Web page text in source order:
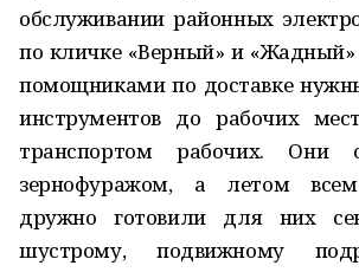
обслуживании районных
по кличке «Верный» и
помощниками по доставке
инструментов до рабочих
транспортом рабочих. Они
зернофуражом, а летом
дружно готовили для них
шустрому, подвижному